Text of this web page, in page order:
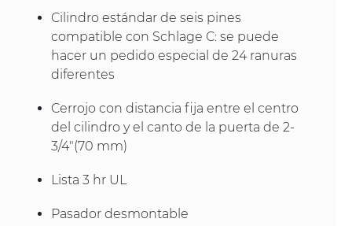
Cilindro estándar de seis pines
compatible con Schlage C: se puede
hacer un pedido especial de 24 ranuras
diferentes
Cerrojo con distancia fija entre el centro
del cilindro y el canto de la puerta de 2-
3/4"(70 mm)
Lista 3 hr UL
Pasador desmontable